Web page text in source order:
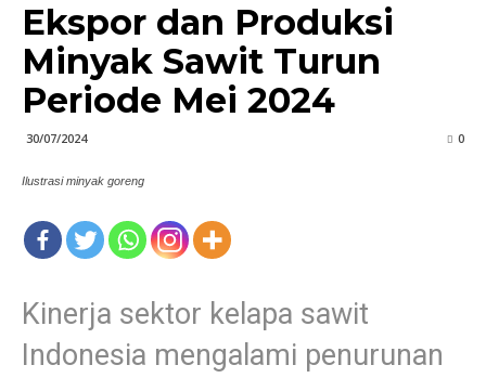
Ekspor dan Produksi
Minyak Sawit Turun
Periode Mei 2024
30/07/2024 0
Ilustrasi minyak goreng
Kinerja sektor kelapa sawit
Indonesia mengalami penurunan